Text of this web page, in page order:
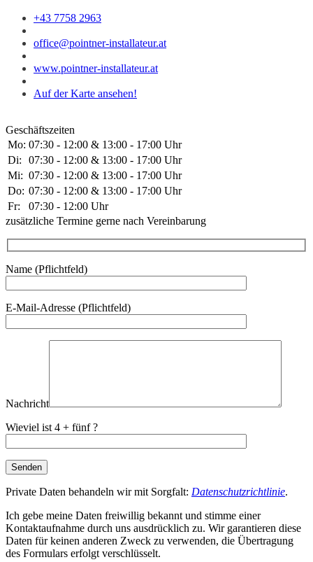
+43 7758 2963
office@pointner-installateur.at
www.pointner-installateur.at
Auf der Karte ansehen!
Geschäftszeiten
Mo: 07:30 - 12:00 & 13:00 - 17:00 Uhr
Di:
07:30 - 12:00 & 13:00 - 17:00 Uhr
Mi: 07:30 - 12:00 & 13:00 - 17:00 Uhr
Do: 07:30 - 12:00 & 13:00 - 17:00 Uhr
Fr:
07:30 - 12:00 Uhr
zusätzliche Termine gerne nach Vereinbarung
Name (Pflichtfeld)
E-Mail-Adresse (Pflichtfeld)
Nachricht
Wieviel ist 4 + fünf ?
Private Daten behandeln wir mit Sorgfalt: Datenschutzrichtlinie.
Ich gebe meine Daten freiwillig bekannt und stimme einer
Kontaktaufnahme durch uns ausdrücklich zu. Wir garantieren diese
Daten für keinen anderen Zweck zu verwenden, die Übertragung
des Formulars erfolgt verschlüsselt.